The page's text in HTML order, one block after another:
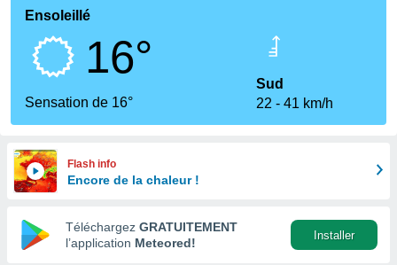
en
Ensoleillé
16°
Sensation de 16°
Sud
22
41 km/h
Flash info
Encore de la chaleur !
Téléchargez GRATUITEMENT
l’application Meteored!
Installer